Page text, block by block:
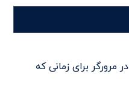
مرورگر برای زمانی که